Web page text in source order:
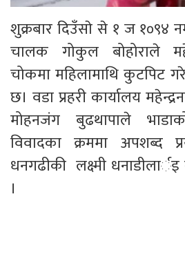
शुक्रबार दिउँसाे से १ ज १०९४
चालक गोकुल बोहोराले
चोकमा महिलामाथि कुटपिट
छ। वडा प्रहरी कार्यालय
मोहनजंग बुढथापाले
विवादका क्रममा अपशब्द
धनगढीकी लक्ष्मी
।